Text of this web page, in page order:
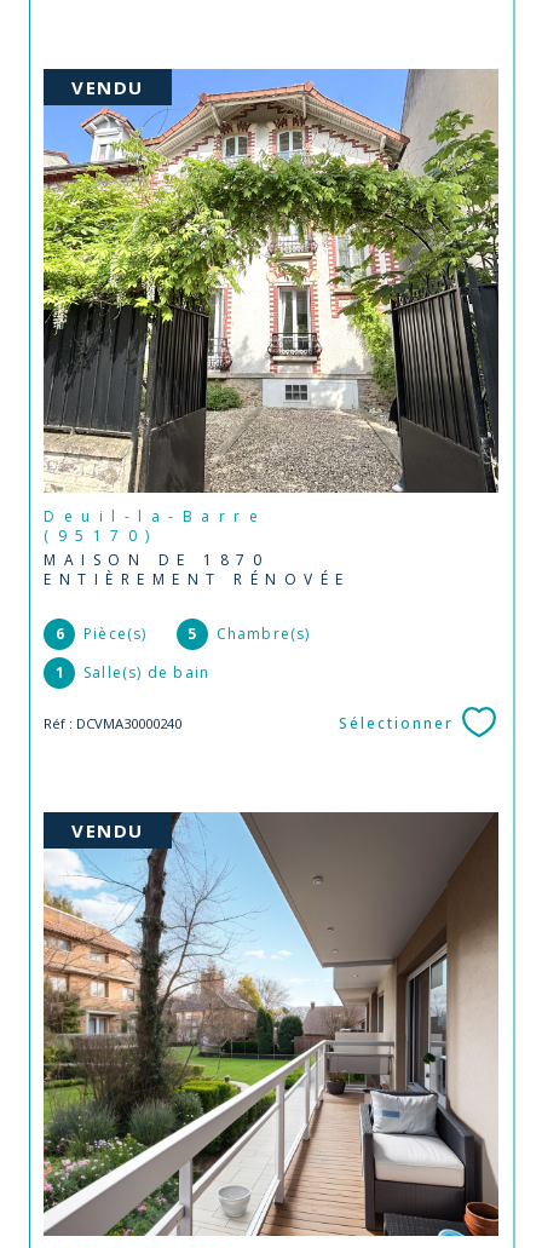
VENDU
Deuil-la-Barre
(95170)
MAISON DE 1870
ENTIÈREMENT RÉNOVÉE
6 Pièce(s) 5
Chambre(s)
1
Salle(s) de bain
Réf : DCVMA30000240 Sélectionner
VENDU